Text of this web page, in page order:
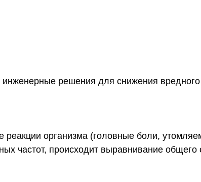
решения для снижения
организма (головные боли,
частот, происходит выравнивание общего